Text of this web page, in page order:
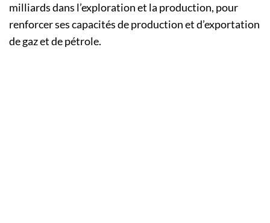
milliards dans l’exploration et la production, pour
renforcer ses capacités de production et d’exportation
de gaz et de pétrole.